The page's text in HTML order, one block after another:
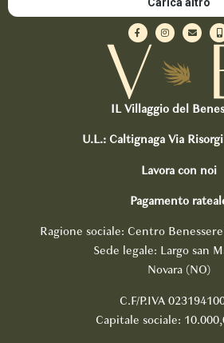
IL Villaggio del
U.L.: Caltignaga Via
Lavora con noi
Pagamento
Ragione sociale: Centro
Sede legale: Largo san
Novara (NO)
C.F/P.IVA
Capitale sociale: